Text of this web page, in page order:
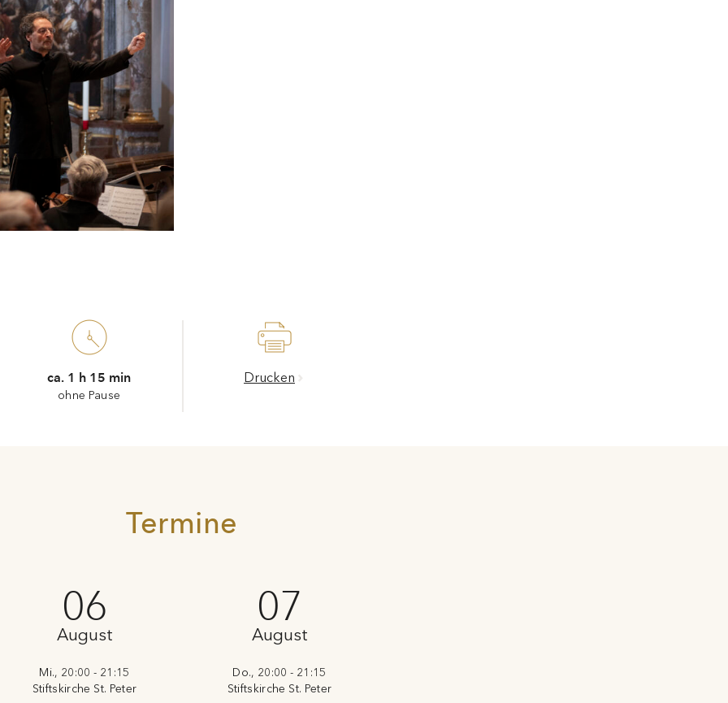
ca. 1 h 15 min
ohne Pause
Drucken
Termine
06
August
Mi., 20:00 - 21:15
Stiftskirche St. Peter
07
August
Do., 20:00 - 21:15
Stiftskirche St. Peter